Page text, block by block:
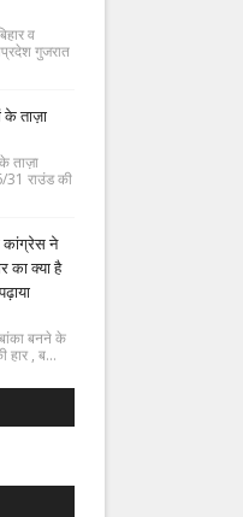
व
गुजरात
के ताज़ा
ताज़ा
31 राउंड की
कांग्रेस ने
का क्या है
बनने के
हार , ब...